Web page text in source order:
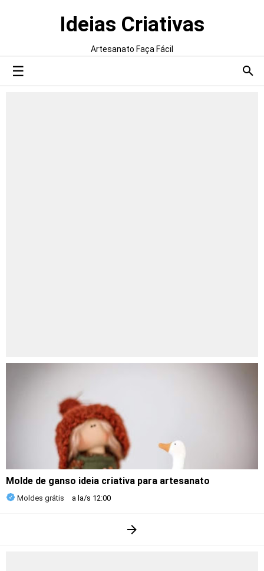
Ideias Criativas
Artesanato Faça Fácil
Molde de ganso ideia criativa para artesanato
Moldes grátis a la/s 12:00